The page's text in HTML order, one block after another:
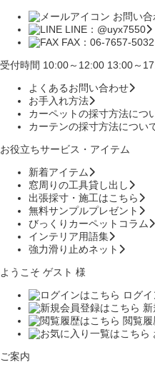
お問い
LINE：@uyx7550
FAX：06-7657-5032
受付時間 10:00～12:00 13:00～
よくあるお問い合わせ
お手入れ方法
カーペットの採寸方法につ
カーテンの採寸方法につい
お役立ちサービス・アイテム
新着アイテム
窓周りの工具貸し出し
出張採寸・施工はこちら
無料サンプルプレゼント
びっくりカーペットコラム
インテリア用語集
強力滑り止めネット
ようこそ ゲスト 様
ログイ
閲覧履
ご案内